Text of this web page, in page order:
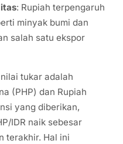
: Rupiah terpengaruh
minyak bumi dan
salah satu ekspor
tukar adalah
(PHP) dan Rupiah
yang diberikan,
IDR naik sebesar
terakhir. Hal ini